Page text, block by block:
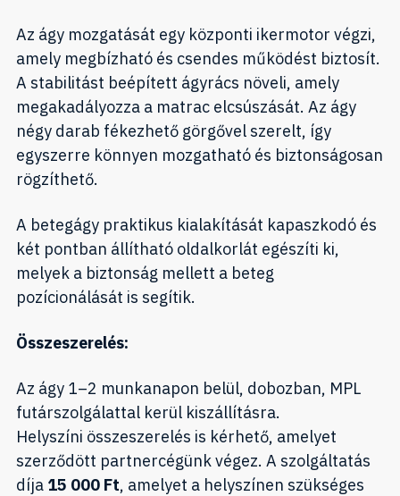
Az ágy mozgatását egy központi ikermotor végzi,
amely megbízható és csendes működést biztosít.
A stabilitást beépített ágyrács növeli, amely
megakadályozza a matrac elcsúszását. Az ágy
négy darab fékezhető görgővel szerelt, így
egyszerre könnyen mozgatható és biztonságosan
rögzíthető.
A betegágy praktikus kialakítását kapaszkodó és
két pontban állítható oldalkorlát egészíti ki,
melyek a biztonság mellett a beteg
pozícionálását is segítik.
Összeszerelés:
Az ágy 1–2 munkanapon belül, dobozban, MPL
futárszolgálattal kerül kiszállításra.
Helyszíni összeszerelés is kérhető, amelyet
szerződött partnercégünk végez. A szolgáltatás
díja 15 000 Ft, amelyet a helyszínen szükséges